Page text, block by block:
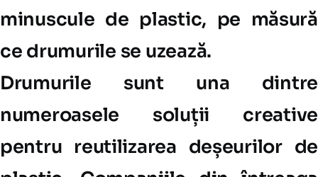
minuscule de plastic, pe măsură
ce drumurile se uzează.
Drumurile sunt una dintre
numeroasele soluții creative
pentru reutilizarea deșeurilor de